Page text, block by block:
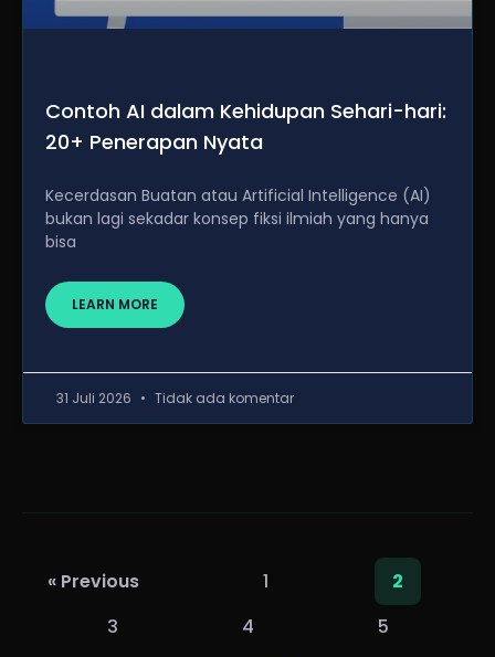
Contoh AI dalam Kehidupan Sehari-hari:
20+ Penerapan Nyata
Kecerdasan Buatan atau Artificial Intelligence (AI)
bukan lagi sekadar konsep fiksi ilmiah yang hanya
bisa
LEARN MORE
31 Juli 2026 Tidak ada komentar
« Previous 1
2
3
4
5